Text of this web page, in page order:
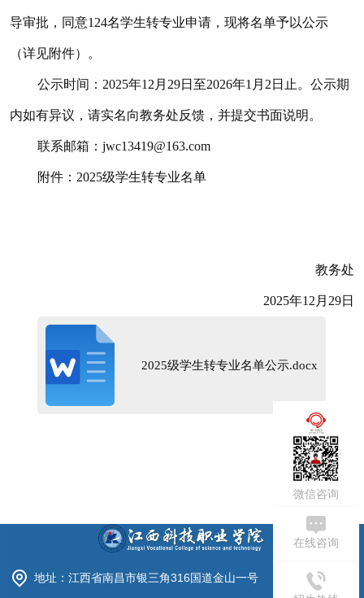
导审批，同意124名学生转专业申请，现将名单予以公示
（详见附件）。
公示时间：2025年12月29日至2026年1月2日止。公示期
内如有异议，请实名向教务处反馈，并提交书面说明。
联系邮箱：jwc13419@163.com
附件：2025级学生转专业名单
教务处
2025年12月29日
2025级学生转专业名单公示.docx
地址：江西省南昌市银三角316国道金山一号
微信咨询
在线咨询